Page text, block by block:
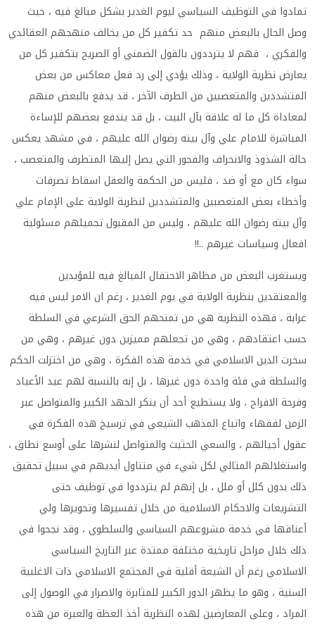
تمادوا في التوظيف السياسي ليوم الغدير بشكل مبالغ فيه ، حيث
وصل الحال بالبعض منهم حد تكفير كل من يخالف منهجهم العقائدي
والفكري ، فهم لا يترددون بالقول الضمني أو الصريح بتكفير كل من
يعارض نظرية الولاية ، وذلك يؤدي إلى رد فعل معاكس من بعض
المتشددين والمتعصبين من الطرف الآخر ، قد يدفع بالبعض منهم
لمعاداة كل ما له علاقة بآل البيت ، بل قد يندفع بعضهم للإساءة
المباشرة للامام علي وآل بيته رضوان الله عليهم ، في مشهد يعكس
حالة الشذوذ والانحراف والفجور التي يصل إليها المتطرف والمتعصب ،
سواء كان مع أو ضد ، فليس من الحكمة والعقل اسقاط تصرفات
وأخطاء بعض المتعصبين والمتشددين لنظرية الولاية على الإمام علي
وآل بيته رضوان الله عليهم ، وليس من المقبول تحميلهم مسئولية
افعال وسياسات غيرهم ..!!
ويستغرب البعض من مظاهر الاحتفال المبالغ فيه للمؤيدين
والمعتقدين بنظرية الولاية في يوم الغدير ، رغم ان الامر ليس فيه
غرابة ، فهذه النظرية هي من تمنحهم الحق الشرعي في السلطة
حسب اعتقادهم ، وهي من تجعلهم مميزين دون غيرهم ، وهي من
سخرت الدين الاسلامي في خدمة هذه الفكرة ، وهي من اختزلت الحكم
والسلطة في فئة واحدة دون غيرها ، بل إنه بالنسبة لهم عيد الأعياد
وفرحة الافراح ، ولا يستطيع أحد أن ينكر الجهد الكبير والمتواصل عبر
الزمن لفقهاء واتباع المذهب الشيعي في ترسيخ هذه الفكرة في
عقول أجيالهم ، والسعي الحثيث والمتواصل لنشرها على أوسع نطاق ،
واستغلالهم المثالي لكل شيء في متناول أيديهم في سبيل تحقيق
ذلك بدون كلل أو ملل ، بل إنهم لم يترددوا في توظيف حتى
التشريعات والاحكام الاسلامية من خلال تفسيرها وتحويرها ولي
أعناقها في خدمة مشروعهم السياسي والسلطوي ، وقد نجحوا في
ذلك خلال مراحل تاريخية مختلفة ممتدة عبر التاريخ السياسي
الاسلامي رغم أن الشيعة أقلية في المجتمع الاسلامي ذات الاغلبية
السنية ، وهو ما يظهر الدور الكبير للمثابرة والاصرار في الوصول إلى
المراد ، وعلى المعارضين لهذه النظرية أخذ العظة والعبرة من هذه